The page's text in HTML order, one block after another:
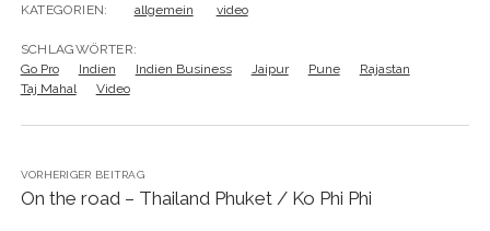
KATEGORIEN: allgemein video
SCHLAGWÖRTER:
Go Pro
Indien Indien Business Jaipur Pune
Rajastan
Taj Mahal
Video
VORHERIGER BEITRAG
On the road – Thailand Phuket / Ko Phi Phi